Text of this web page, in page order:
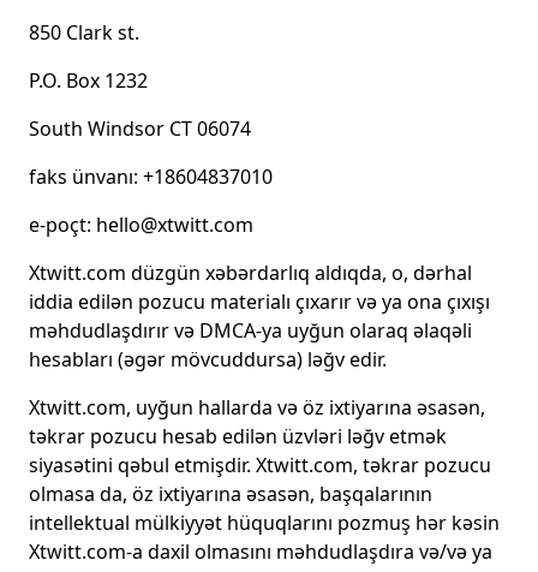
850 Clark st.
P.O. Box 1232
South Windsor CT 06074
faks ünvanı: +18604837010
e-poçt: hello@xtwitt.com
Xtwitt.com düzgün xəbərdarlıq aldıqda, o, dərhal
iddia edilən pozucu materialı çıxarır və ya ona çıxışı
məhdudlaşdırır və DMCA-ya uyğun olaraq əlaqəli
hesabları (əgər mövcuddursa) ləğv edir.
Xtwitt.com, uyğun hallarda və öz ixtiyarına əsasən,
təkrar pozucu hesab edilən üzvləri ləğv etmək
siyasətini qəbul etmişdir. Xtwitt.com, təkrar pozucu
olmasa da, öz ixtiyarına əsasən, başqalarının
intellektual mülkiyyət hüquqlarını pozmuş hər kəsin
Xtwitt.com-a daxil olmasını məhdudlaşdıra və/və ya